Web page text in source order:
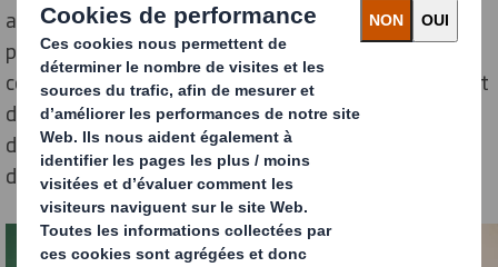
année. À peine 10 % sontrecyclés. Le plastique,
produit en masse, peu recyclé, apparaît à présent
comme un fléau pour la planète. Il existe heureusement
des alternatives.L’emballage sans plastique
développe, des solutions attractives sont déjà
disponibles.